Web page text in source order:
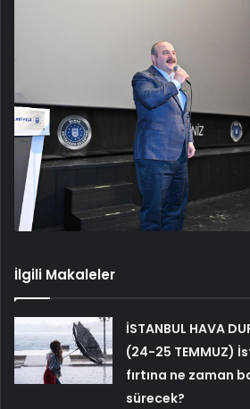
İlgili Makaleler
İSTANBUL HAVA
(24-25 TEMMUZ)
fırtına ne zaman
sürecek?